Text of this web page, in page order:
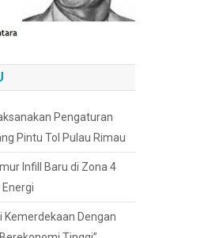
Pengaturan
Pintu Tol Pulau Rimau
Infill Baru di Zona 4
Kemerdekaan Dengan